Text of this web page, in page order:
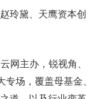
玲黛、天鹰资本创
网主办，锐视角、
专场，覆盖母基金